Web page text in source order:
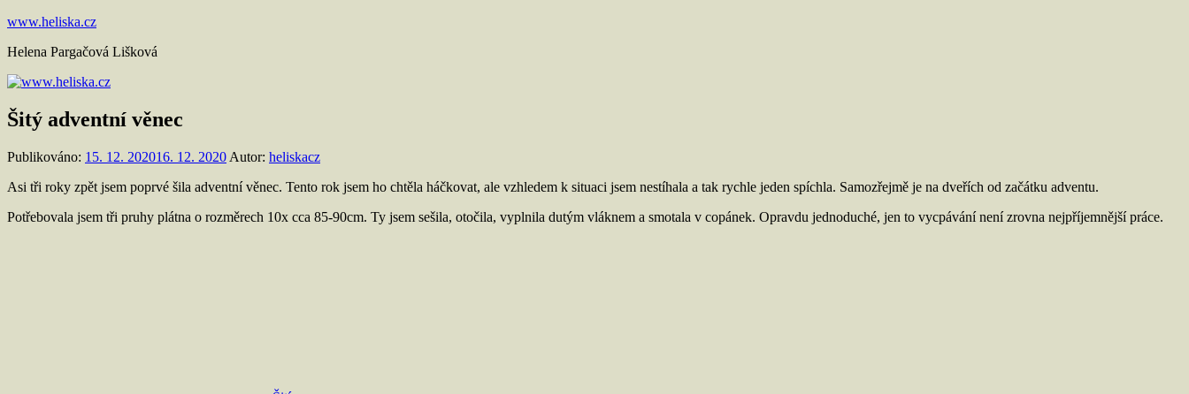
Přejít
obsahu
www.heliska.cz
Helena Pargačová Lišková
Šitý adventní věnec
Publikováno: 15. 12. 202016. 12. 2020 Autor: heliskacz
Asi tři roky zpět jsem poprvé šila adventní věnec. Tento rok jsem ho chtěla háčkovat, ale vzhledem k situaci jsem nestíhala a tak rychle jeden spíchla. Samozřejmě je na dveřích od začátku adventu.
Potřebovala jsem tři pruhy plátna o rozměrech 10x cca 85-90cm. Ty jsem sešila, otočila, vyplnila dutým vláknem a smotala v copánek. Opravdu jednoduché, jen to vycpávání není zrovna nejpříjemnější práce.